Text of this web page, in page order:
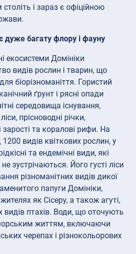
і зараз є офіційною
дуже багату флору і фауну
екосистеми Домініки
видів рослин і тварин, що
біорізноманіття. Гористий
ґрунт і рясні опади
середовища існування,
прісноводні річки,
та коралові рифи. На
1200 видів квіткових рослин, у
та ендемічні види, які
зустрічаються. Його густі ліси
різноманітних видів дикої
папуги Домініки,
як Сісеру, а також агуті,
видів птахів. Води, що оточують
життям, включаючи
черепах і різнокольорових